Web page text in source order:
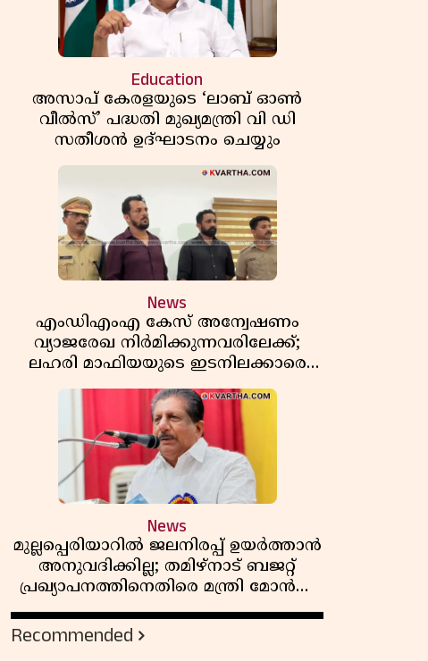
Education
അസാപ് കേരളയുടെ ‘ലാബ് ഓൺ
വീൽസ്’ പദ്ധതി മുഖ്യമന്ത്രി വി ഡി
സതീശൻ ഉദ്ഘാടനം ചെയ്യും
News
എംഡിഎംഎ കേസ് അന്വേഷണം
വ്യാജരേഖ നിർമിക്കുന്നവരിലേക്ക്;
ലഹരി മാഫിയയുടെ ഇടനിലക്കാരെ
കുടുക്കി കണ്ണൂർ സിറ്റി പൊലീസ്
News
മുല്ലപ്പെരിയാറിൽ ജലനിരപ്പ് ഉയർത്താൻ
അനുവദിക്കില്ല; തമിഴ്നാട് ബജറ്റ്
പ്രഖ്യാപനത്തിനെതിരെ മന്ത്രി മോൻസ്
ജോസഫ്
Recommended